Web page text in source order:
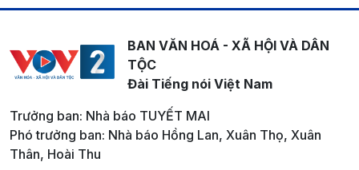
BAN VĂN HOÁ - XÃ HỘI VÀ DÂN
TỘC
Đài Tiếng nói Việt Nam
Trưởng ban: Nhà báo TUYẾT MAI
Phó trưởng ban: Nhà báo Hồng Lan, Xuân Thọ, Xuân
Thân, Hoài Thu